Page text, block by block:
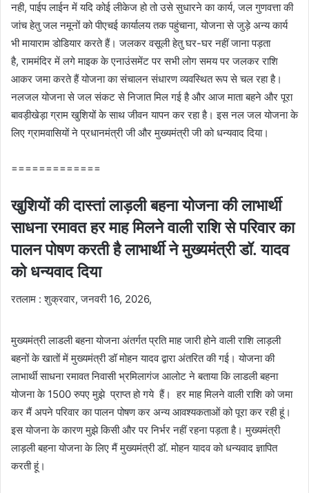
नही, पाईप लाईन में यदि कोई लीकेज हो तो उसे सुधारने का कार्य, जल गुणवत्ता की
जांच हेतु जल नमूनों को पीएचई कार्यालय तक पहुंचाना, योजना से जुड़े अन्य कार्य
भी मायाराम डोडियार करते हैं। जलकर वसूली हेतु घर-घर नहीं जाना पड़ता
है, राममंदिर में लगे माइक के एनाउंसमेंट पर सभी लोग समय पर जलकर राशि
आकर जमा करते हैं योजना का संचालन संधारण व्यवस्थित रूप से चल रहा है।
नलजल योजना से जल संकट से निजात मिल गई है और आज माता बहने और पूरा
बावड़ीखेड़ा ग्राम खुशियों के साथ जीवन यापन कर रहा है। इस नल जल योजना के
लिए ग्रामवासियों ने प्रधानमंत्री जी और मुख्यमंत्री जी को धन्यवाद दिया।
=============
खुशियों की दास्तां लाड़ली बहना योजना की लाभार्थी
साधना रमावत हर माह मिलने वाली राशि से परिवार का
पालन पोषण करती है लाभार्थी ने मुख्यमंत्री डॉ. यादव
को धन्यवाद दिया
रतलाम : शुक्रवार, जनवरी 16, 2026,
मुख्यमंत्री लाडली बहना योजना अंतर्गत प्रति माह जारी होने वाली राशि लाड़ली
बहनों के खातों में मुख्यमंत्री डॉ मोहन यादव द्वारा अंतरित की गई। योजना की
लाभार्थी साधना रमावत निवासी भ्रमिलागंज आलोट ने बताया कि लाडली बहना
योजना के 1500 रुपए मुझे प्राप्त हो गये हैं। हर माह मिलने वाली राशि को जमा
कर मैं अपने परिवार का पालन पोषण कर अन्य आवश्यकताओं को पूरा कर रही हूं।
इस योजना के कारण मुझे किसी और पर निर्भर नहीं रहना पड़ता है। मुख्यमंत्री
लाड़ली बहना योजना के लिए मैं मुख्यमंत्री डॉ. मोहन यादव को धन्यवाद ज्ञापित
करती हूं।